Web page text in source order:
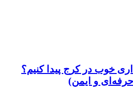
خوب در کرج پیدا کنیم؟
حرفه‌ای و ایمن)